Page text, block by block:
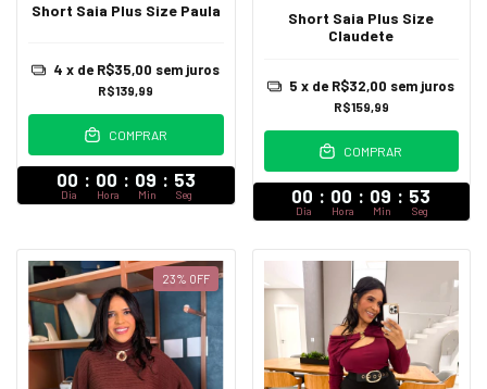
Short Saia Plus Size Paula
R$139,99
4 x de R$35,00 sem juros
COMPRAR
00 : 00 : 09 : 52
Dia Hora Min Seg
Short Saia Plus Size
Claudete
R$159,99
5 x de R$32,00 sem juros
COMPRAR
00 : 00 : 09 : 52
Dia Hora Min Seg
23% OFF